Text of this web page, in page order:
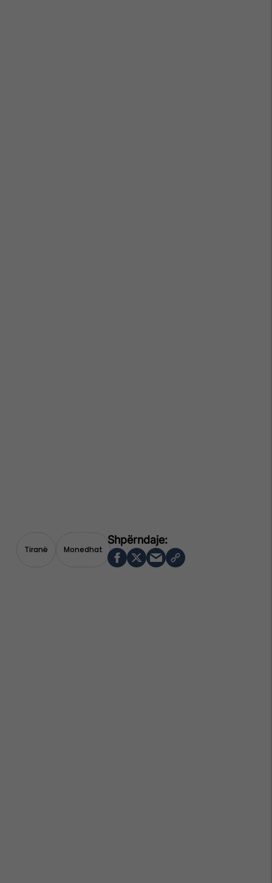
Tiranë Monedhat